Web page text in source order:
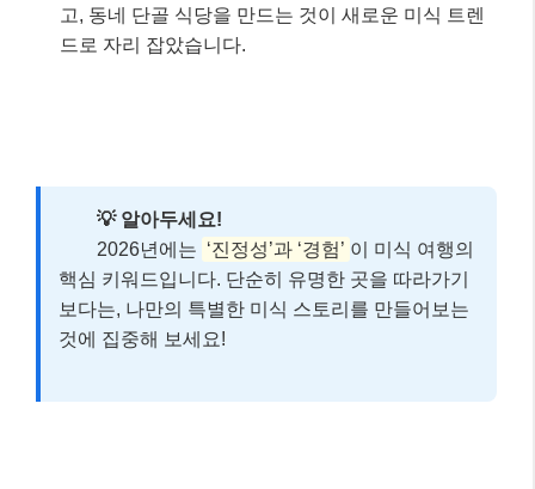
고, 동네 단골 식당을 만드는 것이 새로운 미식 트렌
드로 자리 잡았습니다.
💡 알아두세요!
2026년에는 ‘진정성’과 ‘경험’ 이 미식 여행의
핵심 키워드입니다. 단순히 유명한 곳을 따라가기
보다는, 나만의 특별한 미식 스토리를 만들어보는
것에 집중해 보세요!